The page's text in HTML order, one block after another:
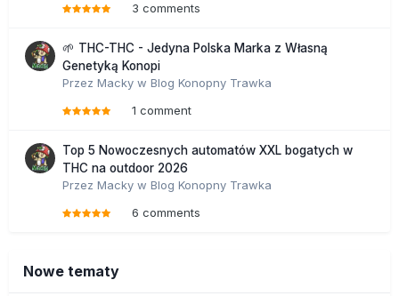
3 comments
🌱 THC-THC - Jedyna Polska Marka z Własną
Genetyką Konopi
Przez Macky w Blog Konopny Trawka
1 comment
Top 5 Nowoczesnych automatów XXL bogatych w
THC na outdoor 2026
Przez Macky w Blog Konopny Trawka
6 comments
Nowe tematy